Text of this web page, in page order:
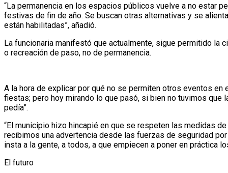
“La permanencia en los espacios públicos vuelve a no estar
festivas de fin de año. Se buscan otras alternativas y se
están habilitadas”, añadió.
La funcionaria manifestó que actualmente, sigue permitido la
o recreación de paso, no de permanencia.
A la hora de explicar por qué no se permiten otros eventos
fiestas; pero hoy mirando lo que pasó, si bien no tuvimos
pedía”.
“El municipio hizo hincapié en que se respeten las medidas
recibimos una advertencia desde las fuerzas de seguridad
insta a la gente, a todos, a que empiecen a poner en práctica
El futuro